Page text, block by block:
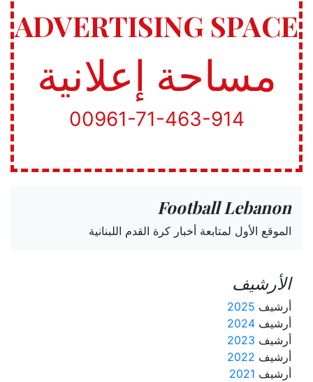
ADVERTISING SPACE
مساحة إعلانية
00961-71-463-914
Football Lebanon
الموقع الأول لمتابعة أخبار كرة القدم اللبنانية
الأرشيف
أرشيف 2025
أرشيف 2024
أرشيف 2023
أرشيف 2022
أرشيف 2021